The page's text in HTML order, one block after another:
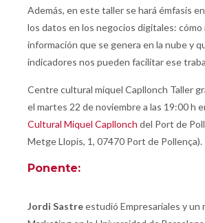
Además, en este taller se hará émfasis
los datos en los negocios digitales: cómo
información que se genera en la nube y
indicadores nos pueden facilitar ese
Centre cultural miquel Capllonch Taller
el martes 22 de noviembre a las 19:00 h
Cultural Miquel Capllonch del Port de
Metge Llopis, 1, 07470 Port de Pollença).
Ponente:
Jordi Sastreestudió Empresariales y un